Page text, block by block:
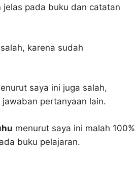
pada buku dan catatan
karena sudah
saya ini juga salah,
pertanyaan lain.
menurut saya ini malah 100%
buku pelajaran.